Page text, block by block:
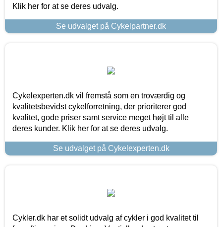
Klik her for at se deres udvalg.
Se udvalget på Cykelpartner.dk
Cykelexperten.dk vil fremstå som en troværdig og
kvalitetsbevidst cykelforretning, der prioriterer god
kvalitet, gode priser samt service meget højt til alle
deres kunder. Klik her for at se deres udvalg.
Se udvalget på Cykelexperten.dk
Cykler.dk har et solidt udvalg af cykler i god kvalitet til